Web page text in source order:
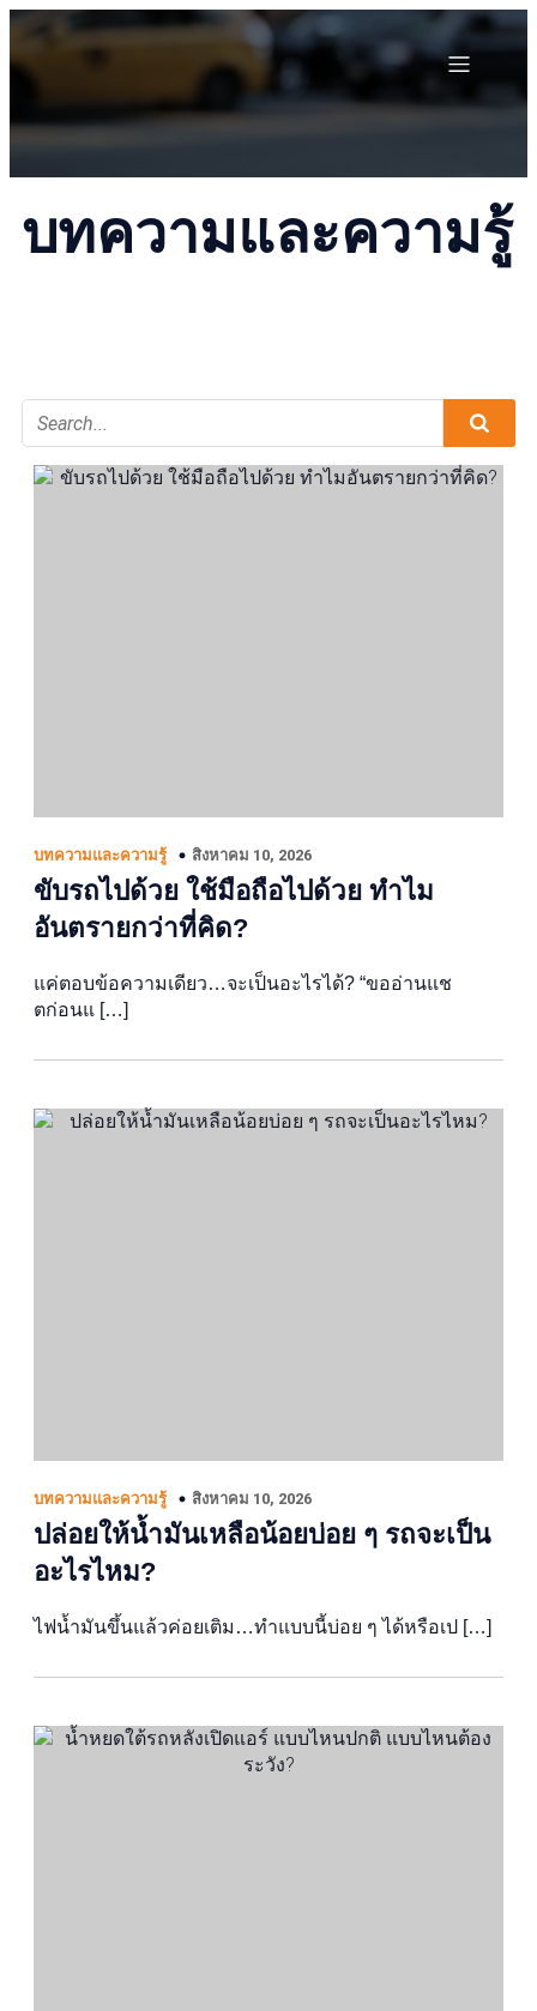
บทความและความรู้
บทความและความรู้ สิงหาคม 10, 2026
ขับรถไปด้วย ใช้มือถือไปด้วย ทำไม
อันตรายกว่าที่คิด?
แค่ตอบข้อความเดียว…จะเป็นอะไรได้? “ขออ่านแช
ตก่อนแ […]
บทความและความรู้ สิงหาคม 10, 2026
ปล่อยให้น้ำมันเหลือน้อยบ่อย ๆ รถจะเป็น
อะไรไหม?
ไฟน้ำมันขึ้นแล้วค่อยเติม…ทำแบบนี้บ่อย ๆ ได้หรือเป […]